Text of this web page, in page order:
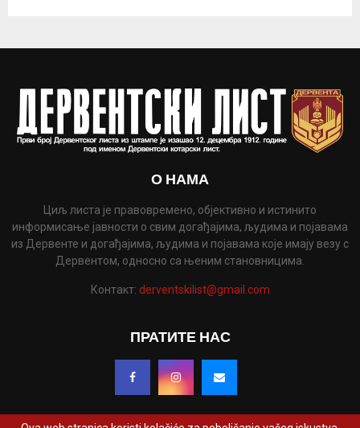
О НАМА
Циљ листа је правовремено, објективно и истинито
информисање јавности о свим догађајима, људима и појавама
из Дервенте и догађајима, људима и појавама које имају везу с
Дервентом, односно са њеним становницима.
Контакт: derventskilist@gmail.com
ПРАТИТЕ НАС